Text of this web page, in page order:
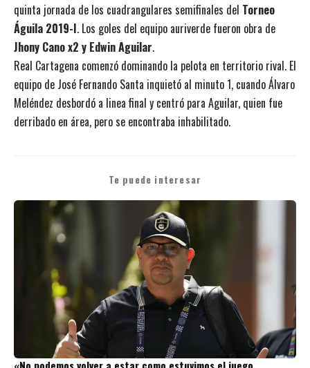
quinta jornada de los cuadrangulares semifinales del Torneo
Águila 2019-I. Los goles del equipo auriverde fueron obra de
Jhony Cano x2 y Edwin Aguilar.
Real Cartagena comenzó dominando la pelota en territorio rival. El
equipo de José Fernando Santa inquietó al minuto 1, cuando Álvaro
Meléndez desbordó a linea final y centró para Aguilar, quien fue
derribado en área, pero se encontraba inhabilitado.
Te puede interesar